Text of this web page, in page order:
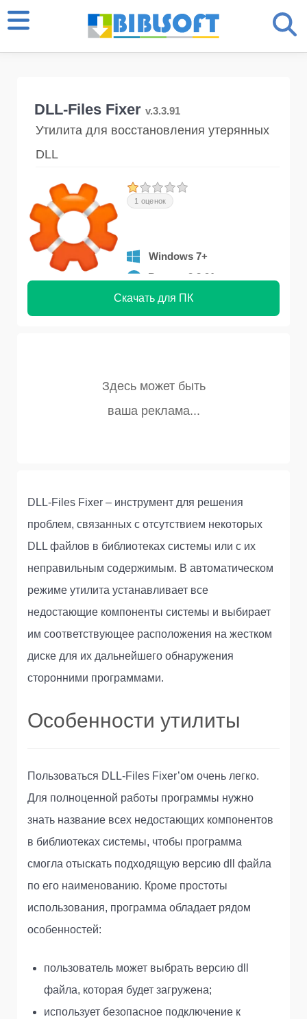
DLL-Files Fixer v.3.3.91
Утилита для восстановления утерянных
DLL
1 оценок
Windows 7+
Версия 3.3.91
Скачать для ПК
DLL-Files Fixer – инструмент для решения
проблем, связанных с отсутствием некоторых
DLL файлов в библиотеках системы или с их
неправильным содержимым. В автоматическом
режиме утилита устанавливает все
недостающие компоненты системы и выбирает
им соответствующее расположения на жестком
диске для их дальнейшего обнаружения
сторонними программами.
Особенности утилиты
Пользоваться DLL-Files Fixer’ом очень легко.
Для полноценной работы программы нужно
знать название всех недостающих компонентов
в библиотеках системы, чтобы программа
смогла отыскать подходящую версию dll файла
по его наименованию. Кроме простоты
использования, программа обладает рядом
особенностей:
пользователь может выбрать версию dll
файла, которая будет загружена;
использует безопасное подключение к